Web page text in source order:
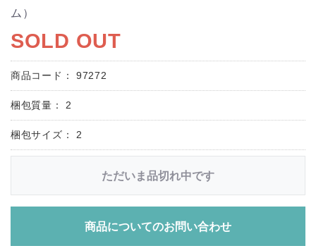
ム）
SOLD OUT
商品コード： 97272
梱包質量： 2
梱包サイズ： 2
ただいま品切れ中です
商品についてのお問い合わせ